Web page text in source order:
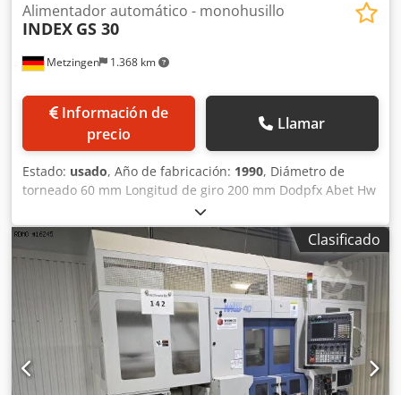
Metzingen 1.368 km
Alimentador automático - monohusillo
INDEX GS 30
Información de
precio
Llamar
Estado: usado, Año de fabricación: 1990, Diámetro de
torneado 60 mm Longitud de giro 200 mm Dodpfx Abet Hw
Ats Heck Número de carros Potencia total necesaria 20 kW
Peso de la máquina aprox. toneladas Espacio necesario
aprox. m Taladro 30 mm, control INDEX C 200, velocidad
del husillo 7.500 rpm Mecanizado posterior, plato de 3
garras, herramientas accionadas, cargador de piezas WHU
Clasificado